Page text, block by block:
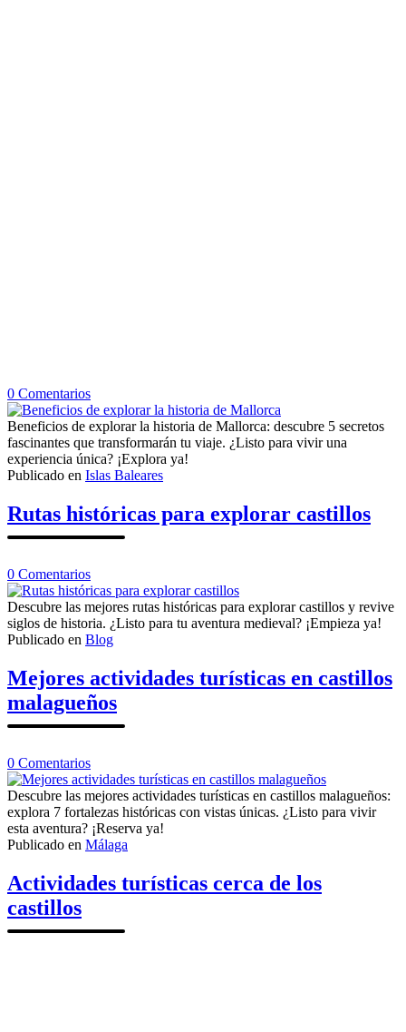
0 Comentariosen
Beneficios
de
explorar
la
historia
Mallorca
Beneficios de explorar la historia de Mallorca: descubre 5 secretos
fascinantes que transformarán tu viaje. ¿Listo para vivir una
experiencia única? ¡Explora ya!
Publicado en Islas Baleares
Rutas históricas para explorar castillos
0 Comentariosen
Rutas
históricas
para
explorar
Descubre las mejores rutas históricas para explorar castillos y revive
siglos de historia. ¿Listo para tu aventura medieval? ¡Empieza ya!
Publicado en Blog
Mejores actividades turísticas en castillos
malagueños
0 Comentariosen
Mejores
actividades
turísticas
en
castillos
Descubre las mejores actividades turísticas en castillos malagueños:
explora 7 fortalezas históricas con vistas únicas. ¿Listo para vivir
esta aventura? ¡Reserva ya!
Publicado en Málaga
Actividades turísticas cerca de los
castillos